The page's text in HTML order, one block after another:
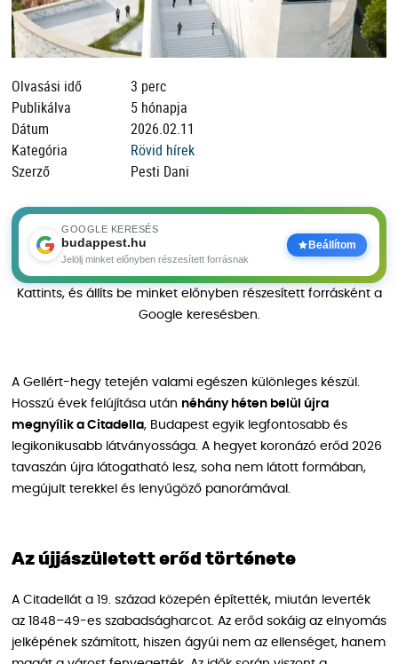
Olvasási idő
3 perc
Publikálva
5 hónapja
Dátum
2026.02.11
Kategória
Rövid hírek
Szerző
Pesti Dani
GOOGLE KERESÉS
budappest.hu
Jelölj minket előnyben részesített forrásnak
Beállítom
Kattints, és állíts be minket előnyben részesített forrásként a
Google keresésben.
A Gellért-hegy tetején valami egészen különleges készül.
Hosszú évek felújítása után néhány héten belül újra
megnyílik a Citadella, Budapest egyik legfontosabb és
legikonikusabb látványossága. A hegyet koronázó erőd 2026
tavaszán újra látogatható lesz, soha nem látott formában,
megújult terekkel és lenyűgöző panorámával.
Az újjászületett erőd története
A Citadellát a 19. század közepén építették, miután leverték
az 1848–49-es szabadságharcot. Az erőd sokáig az elnyomás
jelképének számított, hiszen ágyúi nem az ellenséget, hanem